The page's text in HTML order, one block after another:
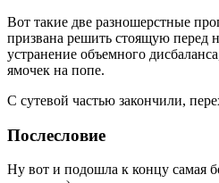
Вот такие две разношерстные
призвана решить стоящую перед
устранение объемного
ямочек на попе.
С сутевой частью закончили,
Послесловие
Ну вот и подошла к концу самая